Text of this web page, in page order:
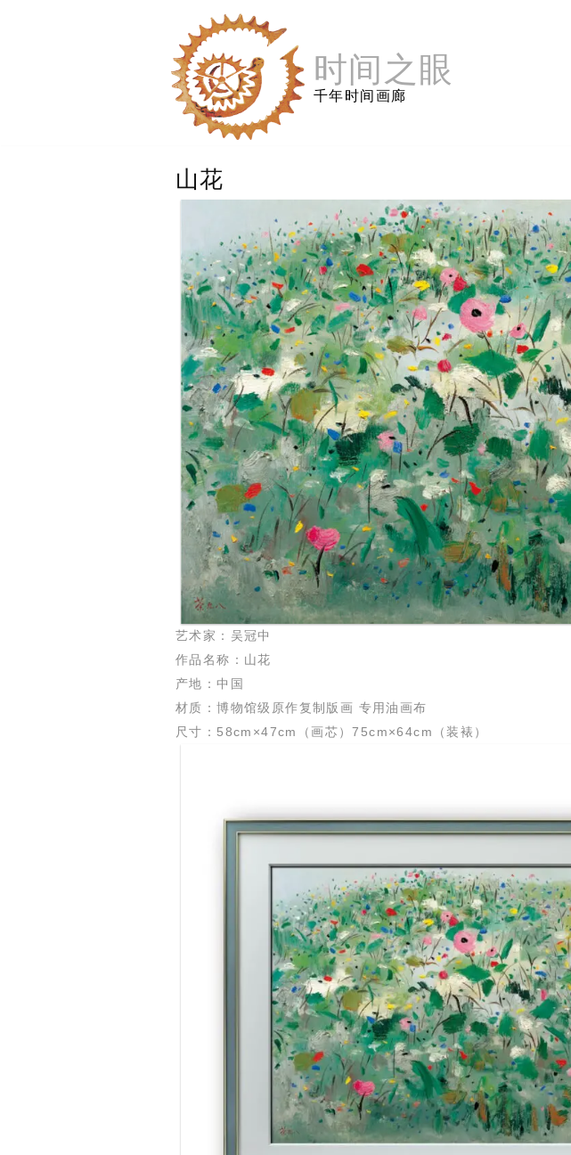
时间之眼
千年时间画廊
山花
艺术家：吴冠中
作品名称：山花
产地：中国
材质：博物馆级原作复制版画 专用油画布
尺寸：58cm×47cm（画芯）75cm×64cm（装裱）